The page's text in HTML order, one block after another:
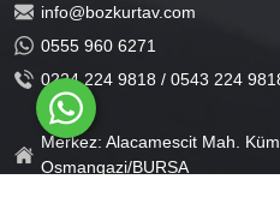
info@bozkurtav.com
0555 960 6271
0224 224 9818 / 0543 224
Merkez: Alacamescit Mah.
Osmangazi/BURSA